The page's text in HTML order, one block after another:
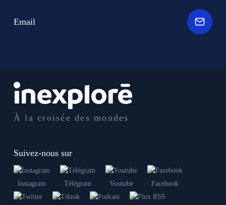
À la croisée des mondes
Suivez-nous sur
Instagram Télégram Youtube Facebook
Email